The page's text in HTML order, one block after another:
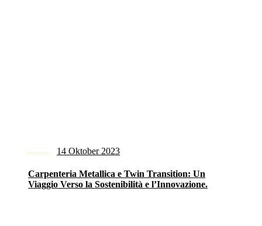
14 Oktober 2023
Carpenteria Metallica e Twin Transition: Un
Viaggio Verso la Sostenibilità e l’Innovazione.